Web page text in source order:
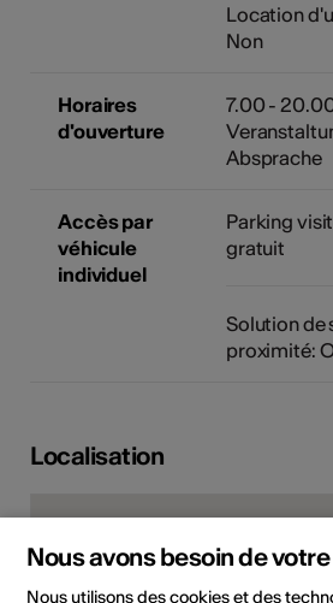
Location
Non
Horaires
d'ouverture
7.00 -
Absprache
Accès par
véhicule
individuel
Parking
gratuit
Solution de
proximité:
Localisation
Nous avons besoin de
Nous utilisons des cookies et des